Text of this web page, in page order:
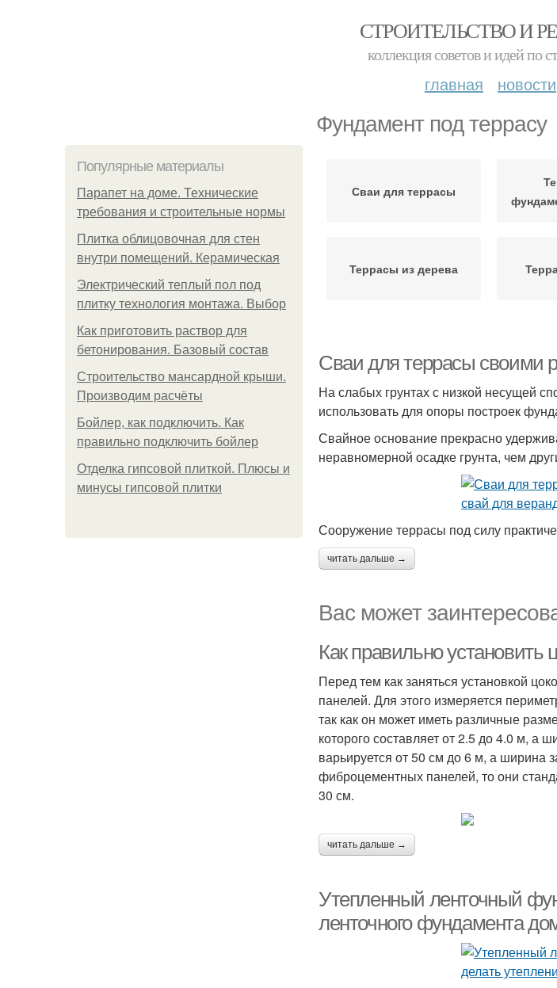
СТРОИТЕЛЬСТВО И
коллекция советов и идей по
главная новости
Фундамент под террасу
Популярные материалы
Парапет на доме. Технические
требования и строительные нормы
Плитка облицовочная для стен
внутри помещений. Керамическая
Электрический теплый пол под
плитку технология монтажа. Выбор
Как приготовить раствор для
бетонирования. Базовый состав
Строительство мансардной крыши.
Производим расчёты
Бойлер, как подключить. Как
правильно подключить бойлер
Отделка гипсовой плиткой. Плюсы и
минусы гипсовой плитки
Сваи для террасы
Террасы из дерева
веранду
Сваи для террасы своими
На слабых грунтах с низкой несущей
использовать для опоры построек
Свайное основание прекрасно
неравномерной осадке грунта, чем
Сооружение террасы под силу
читать дальше →
Вас может
Как правильно установить
Перед тем как заняться установкой
панелей. Для этого измеряется
так как он может иметь различные
которого составляет от 2.5 до 4.0 м, а
варьируется от 50 см до 6 м, а ширина
фиброцементных панелей, то они
30 см.
читать дальше →
Утепленный ленточный
ленточного фундамента